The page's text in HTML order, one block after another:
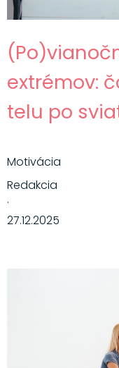
extrémov:
telu po
Motivácia
Redakcia
·
27.12.2025